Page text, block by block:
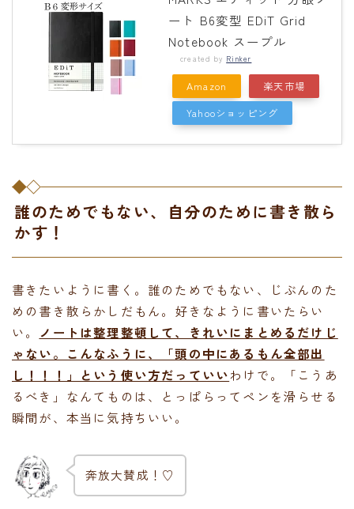
ート B6変型 EDiT Grid
Notebook スープル
created by Rinker
Amazon
楽天市場
Yahooショッピング
誰のためでもない、自分のために書き散ら
かす！
書きたいように書く。誰のためでもない、じぶんのた
めの書き散らかしだもん。好きなように書いたらい
い。
ノートは整理整頓して、きれいにまとめるだけじ
ゃない。こんなふうに、「頭の中にあるもん全部出
し！！！」という使い方だっていいわけで。「こうあ
るべき」なんてものは、とっぱらってペンを滑らせる
瞬間が、本当に気持ちいい。
奔放大賛成！♡